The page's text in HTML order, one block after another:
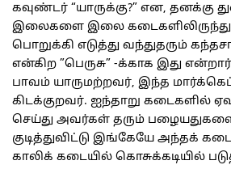
கவுண்டர் “யாருக்கு?” என, தனக்கு
இலைகளை இலை
பொறுக்கி எடுத்து வந்துதரும்
என்கிற ”பெருசு” -க்காக இது
பாவம் யாருமற்றவர், இந்த
கிடக்குறவர். ஐந்தாறு
செய்து அவர்கள் தரும்
குடித்துவிட்டு இங்கேயே அந்தக்
காலிக் கடையில் கொசுக்கடியில்